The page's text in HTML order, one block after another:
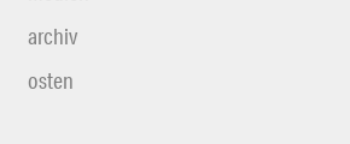
archiv
osten